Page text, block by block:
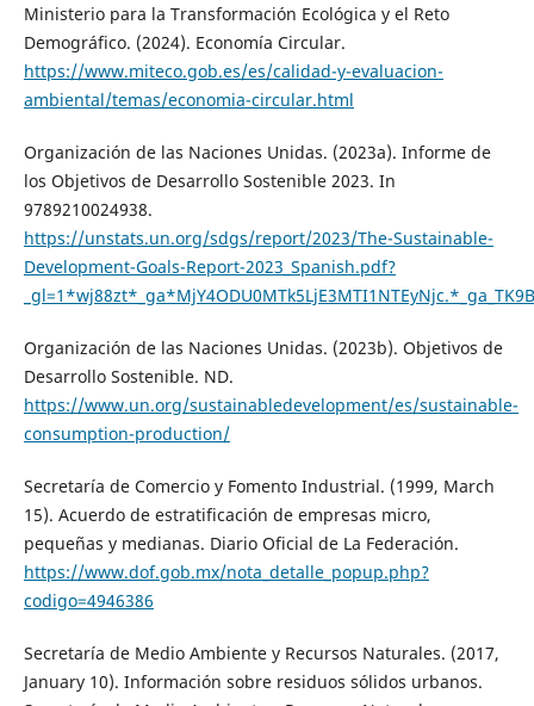
Ministerio para la Transformación Ecológica y el Reto
Demográfico. (2024). Economía Circular.
https://www.miteco.gob.es/es/calidad-y-evaluacion-
ambiental/temas/economia-circular.html
Organización de las Naciones Unidas. (2023a). Informe de
los Objetivos de Desarrollo Sostenible 2023. In
9789210024938.
https://unstats.un.org/sdgs/report/2023/The-Sustainable-
Development-Goals-Report-2023_Spanish.pdf?
Organización de las Naciones Unidas. (2023b). Objetivos de
Desarrollo Sostenible. ND.
https://www.un.org/sustainabledevelopment/es/sustainable-
consumption-production/
Secretaría de Comercio y Fomento Industrial. (1999, March
15). Acuerdo de estratificación de empresas micro,
pequeñas y medianas. Diario Oficial de La Federación.
https://www.dof.gob.mx/nota_detalle_popup.php?
codigo=4946386
Secretaría de Medio Ambiente y Recursos Naturales. (2017,
January 10). Información sobre residuos sólidos urbanos.